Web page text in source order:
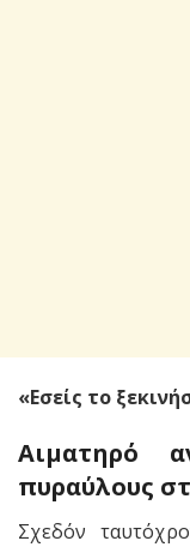
«Εσείς το
Αιματηρό
πυραύλους
Σχεδόν